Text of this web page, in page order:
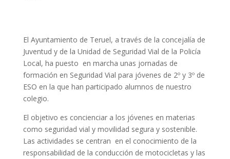
El Ayuntamiento de Teruel, a través de la concejalía de
Juventud y de la Unidad de Seguridad Vial de la Policía
Local, ha puesto en marcha unas jornadas de
formación en Seguridad Vial para jóvenes de 2º y 3º de
ESO en la que han participado alumnos de nuestro
colegio.
El objetivo es concienciar a los jóvenes en materias
como seguridad vial y movilidad segura y sostenible.
Las actividades se centran en el conocimiento de la
responsabilidad de la conducción de motocicletas y las